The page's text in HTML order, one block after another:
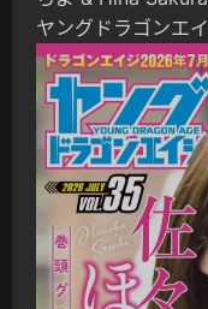
ヤングドラゴンエ